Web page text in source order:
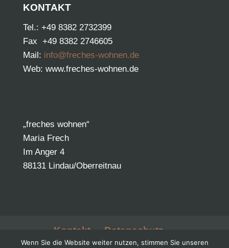
KONTAKT
Tel.: +49 8382 2732399
Fax +49 8382 2746605
Mail: info@freches-wohnen.de
Web: www.freches-wohnen.de
„freches wohnen“
Maria Frech
Im Anger 4
88131 Lindau/Oberreitnau
Kontakt
Datenschutz
Impressum
AGB
Wenn Sie die Website weiter nutzen, stimmen Sie unseren